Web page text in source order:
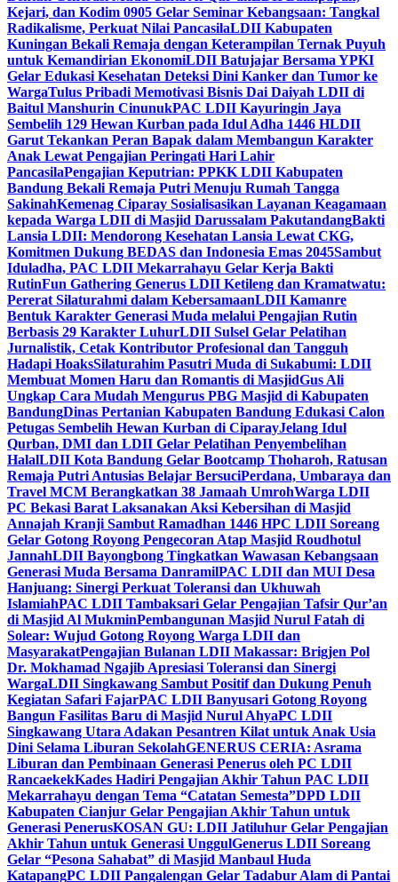
Kejari, dan Kodim 0905 Gelar Seminar Kebangsaan: Tangkal
Radikalisme, Perkuat Nilai PancasilaLDII Kabupaten
Kuningan Bekali Remaja dengan Keterampilan Ternak Puyuh
untuk Kemandirian EkonomiLDII Batujajar Bersama YPKI
Gelar Edukasi Kesehatan Deteksi Dini Kanker dan Tumor ke
WargaTulus Pribadi Memotivasi Bisnis Dai Daiyah LDII di
Baitul Manshurin CinunukPAC LDII Kayuringin Jaya
Sembelih 129 Hewan Kurban pada Idul Adha 1446 HLDII
Garut Tekankan Peran Bapak dalam Membangun Karakter
Anak Lewat Pengajian Peringati Hari Lahir
PancasilaPengajian Keputrian: PPKK LDII Kabupaten
Bandung Bekali Remaja Putri Menuju Rumah Tangga
SakinahKemenag Ciparay Sosialisasikan Layanan Keagamaan
kepada Warga LDII di Masjid Darussalam PakutandangBakti
Lansia LDII: Mendorong Kesehatan Lansia Lewat CKG,
Komitmen Dukung BEDAS dan Indonesia Emas 2045Sambut
Iduladha, PAC LDII Mekarrahayu Gelar Kerja Bakti
RutinFun Gathering Generus LDII Ketileng dan Kramatwatu:
Pererat Silaturahmi dalam KebersamaanLDII Kamanre
Bentuk Karakter Generasi Muda melalui Pengajian Rutin
Berbasis 29 Karakter LuhurLDII Sulsel Gelar Pelatihan
Jurnalistik, Cetak Kontributor Profesional dan Tangguh
Hadapi HoaksSilaturahim Pasutri Muda di Sukabumi: LDII
Membuat Momen Haru dan Romantis di MasjidGus Ali
Ungkap Cara Mudah Mengurus PBG Masjid di Kabupaten
BandungDinas Pertanian Kabupaten Bandung Edukasi Calon
Petugas Sembelih Hewan Kurban di CiparayJelang Idul
Qurban, DMI dan LDII Gelar Pelatihan Penyembelihan
HalalLDII Kota Bandung Gelar Bootcamp Thoharoh, Ratusan
Remaja Putri Antusias Belajar BersuciPerdana, Umbaraya dan
Travel MCM Berangkatkan 38 Jamaah UmrohWarga LDII
PC Bekasi Barat Laksanakan Aksi Kebersihan di Masjid
Annajah Kranji Sambut Ramadhan 1446 HPC LDII Soreang
Gelar Gotong Royong Pengecoran Atap Masjid Roudhotul
JannahLDII Bayongbong Tingkatkan Wawasan Kebangsaan
Generasi Muda Bersama DanramilPAC LDII dan MUI Desa
Hanjuang: Sinergi Perkuat Toleransi dan Ukhuwah
IslamiahPAC LDII Tambaksari Gelar Pengajian Tafsir Qur’an
di Masjid Al MukminPembangunan Masjid Nurul Fatah di
Solear: Wujud Gotong Royong Warga LDII dan
MasyarakatPengajian Bulanan LDII Makassar: Brigjen Pol
Dr. Mokhamad Ngajib Apresiasi Toleransi dan Sinergi
WargaLDII Singkawang Sambut Positif dan Dukung Penuh
Kegiatan Safari FajarPAC LDII Banyusari Gotong Royong
Bangun Fasilitas Baru di Masjid Nurul AhyaPC LDII
Singkawang Utara Adakan Pesantren Kilat untuk Anak Usia
Dini Selama Liburan SekolahGENERUS CERIA: Asrama
Liburan dan Pembinaan Generasi Penerus oleh PC LDII
RancaekekKades Hadiri Pengajian Akhir Tahun PAC LDII
Mekarrahayu dengan Tema “Catatan Semesta”DPD LDII
Kabupaten Cianjur Gelar Pengajian Akhir Tahun untuk
Generasi PenerusKOSAN GU: LDII Jatiluhur Gelar Pengajian
Akhir Tahun untuk Generasi UnggulGenerus LDII Soreang
Gelar “Pesona Sahabat” di Masjid Manbaul Huda
KatapangPC LDII Pangalengan Gelar Tadabur Alam di Pantai